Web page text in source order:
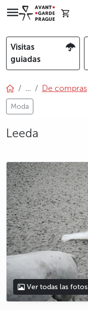
Visitas
guiadas
… De compras
Moda
Leeda
photo 5
Ver todas las fotos